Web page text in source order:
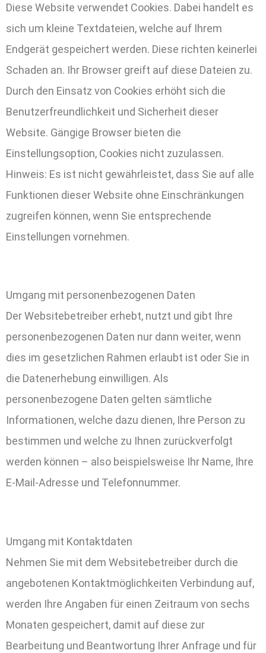
Diese Website verwendet Cookies. Dabei handelt es
sich um kleine Textdateien, welche auf Ihrem
Endgerät gespeichert werden. Diese richten keinerlei
Schaden an. Ihr Browser greift auf diese Dateien zu.
Durch den Einsatz von Cookies erhöht sich die
Benutzerfreundlichkeit und Sicherheit dieser
Website. Gängige Browser bieten die
Einstellungsoption, Cookies nicht zuzulassen.
Hinweis: Es ist nicht gewährleistet, dass Sie auf alle
Funktionen dieser Website ohne Einschränkungen
zugreifen können, wenn Sie entsprechende
Einstellungen vornehmen.
Umgang mit personenbezogenen Daten
Der Websitebetreiber erhebt, nutzt und gibt Ihre
personenbezogenen Daten nur dann weiter, wenn
dies im gesetzlichen Rahmen erlaubt ist oder Sie in
die Datenerhebung einwilligen. Als
personenbezogene Daten gelten sämtliche
Informationen, welche dazu dienen, Ihre Person zu
bestimmen und welche zu Ihnen zurückverfolgt
werden können – also beispielsweise Ihr Name, Ihre
E-Mail-Adresse und Telefonnummer.
Umgang mit Kontaktdaten
Nehmen Sie mit dem Websitebetreiber durch die
angebotenen Kontaktmöglichkeiten Verbindung auf,
werden Ihre Angaben für einen Zeitraum von sechs
Monaten gespeichert, damit auf diese zur
Bearbeitung und Beantwortung Ihrer Anfrage und für